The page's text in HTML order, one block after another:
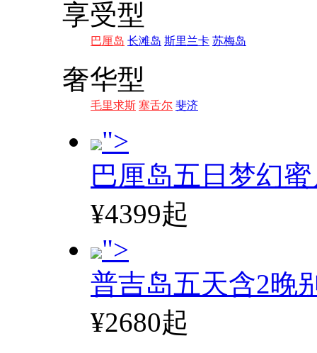
享受型
巴厘岛 长滩岛 斯里兰卡 苏梅岛
奢华型
毛里求斯 塞舌尔 斐济
">
巴厘岛五日梦幻
¥4399起
">
普吉岛五天含2晚
¥2680起